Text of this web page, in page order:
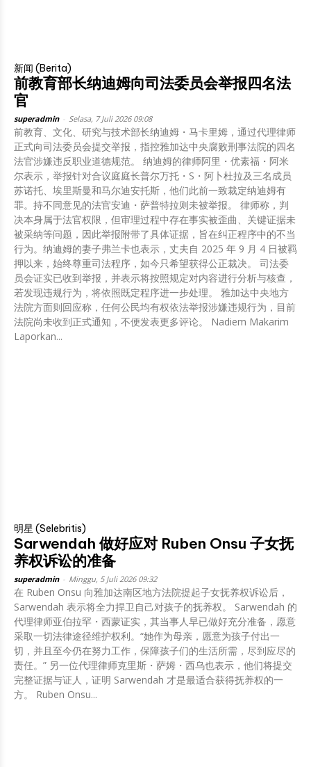
新闻 (Berita)
前教育部长纳迪姆向司法委员会举报四名法
官
superadmin Selasa, 7 Juli 2026 09:08
前教育、文化、研究与技术部长纳迪姆・马卡里姆，通过代理律师
正式向司法委员会提交举报，指控雅加达中央腐败刑事法院的四名
法官涉嫌违反职业道德规范。 纳迪姆的律师阿里・优素福・阿米
尔表示，举报针对合议庭庭长普尔万托・S・阿卜杜拉及三名成员
苏诺托、埃里斯曼和马尔迪安托斯，他们此前一致裁定纳迪姆有
罪。持不同意见的法官安迪・萨普特拉则未被举报。 律师称，判
决本身属于法官权限，但审理过程中存在事实被歪曲、关键证据未
被采纳等问题，因此举报附带了具体证据，旨在纠正程序中的不当
行为。纳迪姆的妻子弗兰卡也表示，丈夫自 2025 年 9 月 4 日被羁
押以来，始终尊重司法程序，如今只希望获得公正裁决。 司法委
员会证实已收到举报，并表示将按照规定对内容进行分析与核查，
若发现违规行为，将依照既定程序进一步处理。 雅加达中央地方
法院方面则回应称，任何公民均有权依法举报涉嫌违规行为，目前
法院尚未收到正式通知，不便发表更多评论。 Nadiem Makarim
Laporkan...
明星 (Selebritis)
Sarwendah 做好应对 Ruben Onsu 子女抚
养权诉讼的准备
superadmin Minggu, 5 Juli 2026 09:32
在 Ruben Onsu 向雅加达南区地方法院提起子女抚养权诉讼后，
Sarwendah 表示将全力捍卫自己对孩子的抚养权。 Sarwendah 的
代理律师亚伯拉罕・西蒙证实，其当事人早已做好充分准备，愿意
采取一切法律途径维护权利。“她作为母亲，愿意为孩子付出一
切，并且至今仍在努力工作，保障孩子们的生活所需，尽到应尽的
责任。” 另一位代理律师克里斯・萨姆・西乌也表示，他们将提交
完整证据与证人，证明 Sarwendah 才是最适合获得抚养权的一
方。 Ruben Onsu...